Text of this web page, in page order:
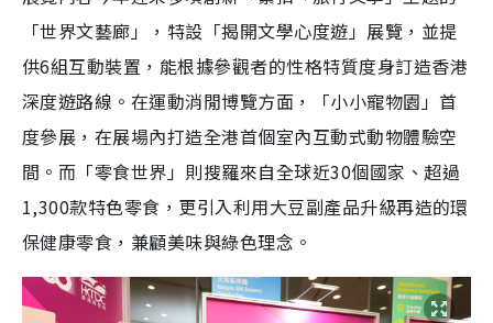
「世界文藝廊」，特設「揭開文學心度遊」展覽，並提
供6組互動裝置，能根據參觀者的性格特質度身訂造香港
深度遊路線。在運動消閒博覽方面，「小小寵物園」首
度參展，在展場內打造全港首個室內互動式動物體驗空
間。而「零食世界」則搜羅來自全球近30個國家、超過
1,300款特色零食，更引入利用大豆副產品升級再造的環
保健康零食，兼顧美味與綠色理念。